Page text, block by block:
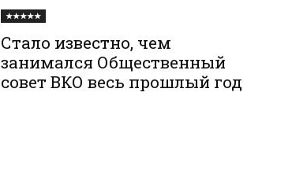
★★★★★
Стало известно, чем
занимался Общественный
совет ВКО весь прошлый год